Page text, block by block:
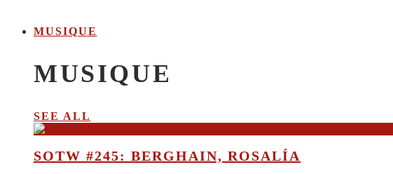
MUSIQUE
MUSIQUE
SEE ALL
SOTW #245: BERGHAIN, ROSALÍA